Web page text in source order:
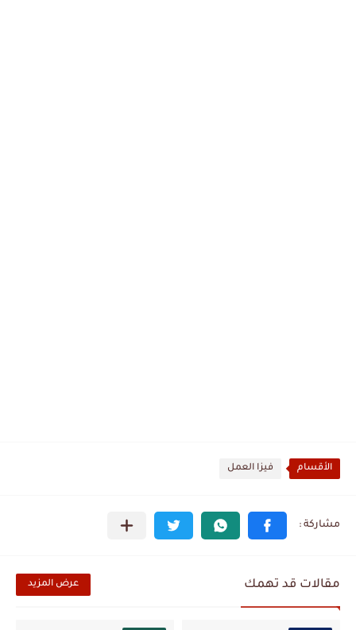
الأقسام فيزا العمل
مقالات قد تهمك عرض المزيد